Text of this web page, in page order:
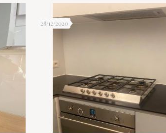
28/12/2020